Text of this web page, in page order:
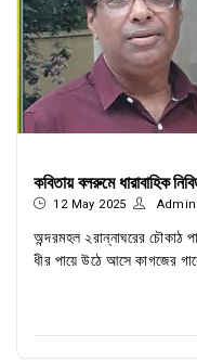
কবিতায় বলরুমে ধারাবাহিক
12 May 2025 Admin
অন্দরমহল ২রান্নাঘরের
ধীর পায়ে উঠে আসে কাগজের